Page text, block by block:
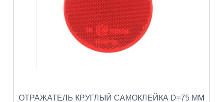
ОТРАЖАТЕЛЬ КРУГЛЫЙ САМОКЛЕЙКА D=75 ММ